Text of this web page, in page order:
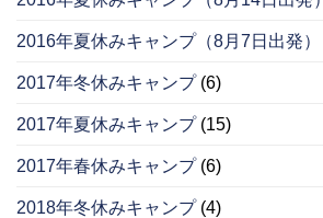
2016年夏休みキャンプ（8月7日出発）
2017年冬休みキャンプ(6)
2017年夏休みキャンプ(15)
2017年春休みキャンプ(6)
2018年冬休みキャンプ(4)